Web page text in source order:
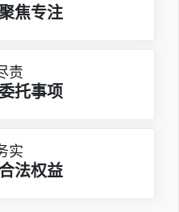
焦专注
责
托事项
实
法权益